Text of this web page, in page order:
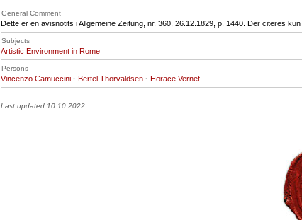
General Comment
Dette er en avisnotits i Allgemeine Zeitung, nr. 360, 26.12.1829, p. 1440. Der citeres
Subjects
Artistic Environment in Rome
Persons
Vincenzo Camuccini · Bertel Thorvaldsen · Horace Vernet
Last updated 10.10.2022